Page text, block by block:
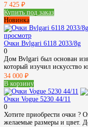
7 425 ₽
Купить под заказ
Новинка
просмотр
Очки Bvlgari 6118 2033/8g
0
Дом Bvlgari был основан
который изучил искусство
34 000 ₽
В корзину
Очки Vogue 5230 44/11
0
Хотите приобрести очки ?
желаемые размеры и цвет.